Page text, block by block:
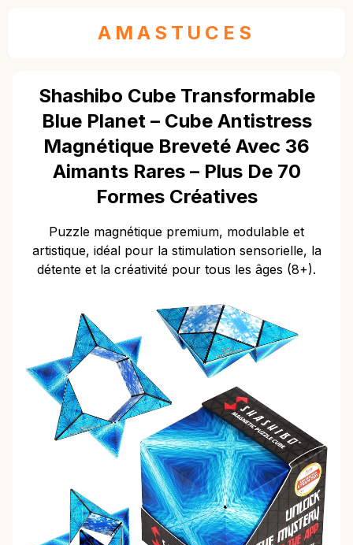
AMASTUCES
Shashibo Cube Transformable
Blue Planet – Cube Antistress
Magnétique Breveté Avec 36
Aimants Rares – Plus De 70
Formes Créatives
Puzzle magnétique premium, modulable et
artistique, idéal pour la stimulation sensorielle, la
détente et la créativité pour tous les âges (8+).